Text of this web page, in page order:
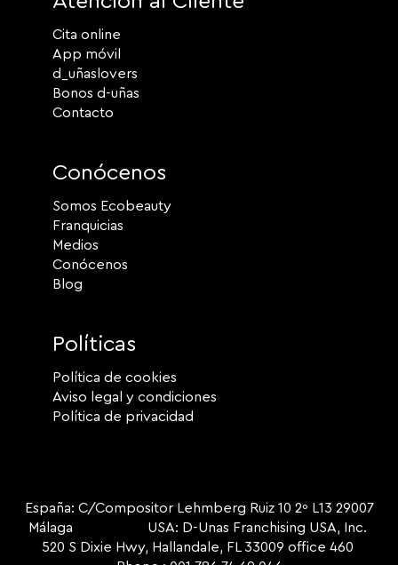
Cita online
App móvil
d_uñaslovers
Bonos d-uñas
Contacto
Conócenos
Somos Ecobeauty
Franquicias
Medios
Conócenos
Blog
Políticas
Política de cookies
Aviso legal y condiciones
Política de privacidad
España: C/Compositor Lehmberg Ruiz 10 2º L13 29007
Málaga USA: D-Unas Franchising USA, Inc.
520 S Dixie Hwy, Hallandale, FL 33009 office 460